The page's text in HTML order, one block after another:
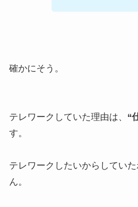
確かにそう。
テレワークしていた理由は、 “
す。
テレワークしたいからしてい
ん。